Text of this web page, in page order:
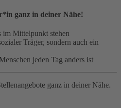
ganz in deiner Nähe!
im Mittelpunkt stehen
Träger, sondern auch ein
jeden Tag anders ist
ganz in deiner Nähe.